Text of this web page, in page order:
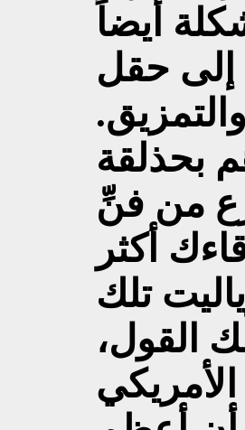
أيضاً
إلى حقل
بحذلقة
من فنِّ
أكثر
تلك
القول،